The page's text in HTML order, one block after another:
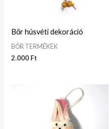
Bőr húsvéti dekoráció
BŐR TERMÉKEK
2.000 Ft